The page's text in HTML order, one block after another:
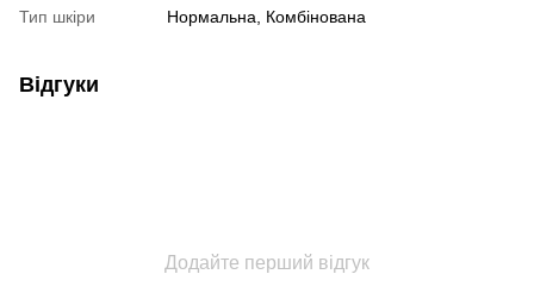
Тип шкіри Нормальна, Комбінована
Відгуки
Додайте перший відгук